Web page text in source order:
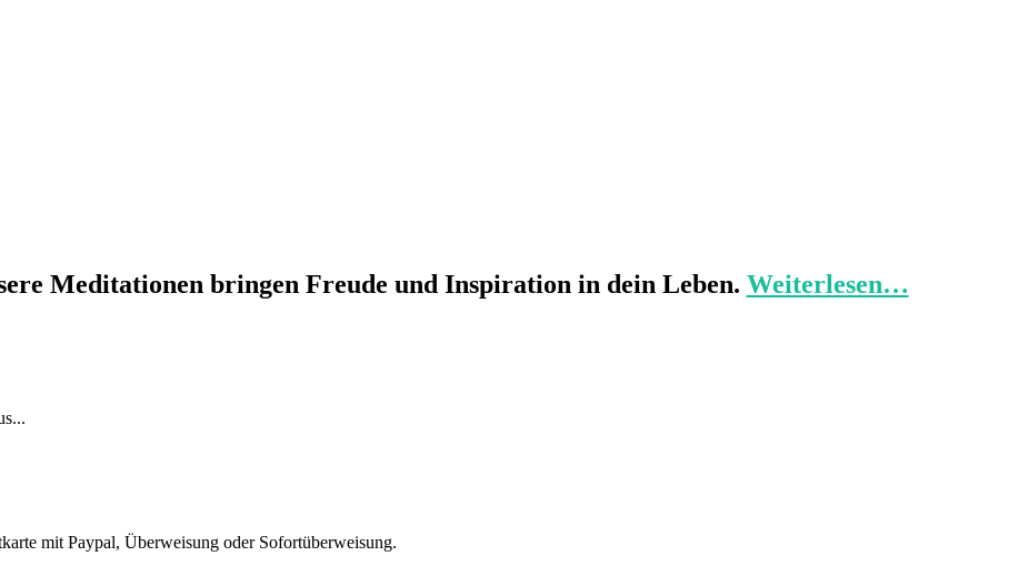
Meditationen bringen Freude und Inspiration in dein Leben. Weiterlesen…
mit Paypal, Überweisung oder Sofortüberweisung.